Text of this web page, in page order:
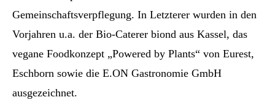
Gemeinschaftsverpflegung. In Letzterer wurden in den
Vorjahren u.a. der Bio-Caterer biond aus Kassel, das
vegane Foodkonzept „Powered by Plants“ von Eurest,
Eschborn sowie die E.ON Gastronomie GmbH
ausgezeichnet.